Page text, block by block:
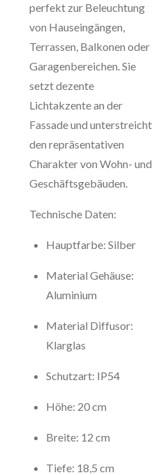
perfekt zur Beleuchtung
von Hauseingängen,
Terrassen, Balkonen oder
Garagenbereichen. Sie
setzt dezente
Lichtakzente an der
Fassade und unterstreicht
den repräsentativen
Charakter von Wohn- und
Geschäftsgebäuden.
Technische Daten:
Hauptfarbe: Silber
Material Gehäuse:
Aluminium
Material Diffusor:
Klarglas
Schutzart: IP54
Höhe: 20 cm
Breite: 12 cm
Tiefe: 18,5 cm